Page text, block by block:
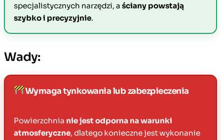
specjalistycznych narzędzi, a ściany powstają
szybko i precyzyjnie.
Wady:
Wymaga tynkowania lub zabezpieczenia
Powierzchnia nie jest odporna na warunki
atmosferyczne, dlatego konieczne jest wykonanie